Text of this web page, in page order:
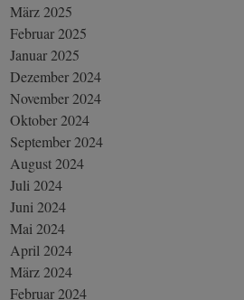
März 2025
Februar 2025
Januar 2025
Dezember 2024
November 2024
Oktober 2024
September 2024
August 2024
Juli 2024
Juni 2024
Mai 2024
April 2024
März 2024
Februar 2024